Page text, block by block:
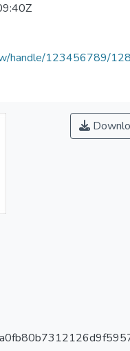
handle/123456789/